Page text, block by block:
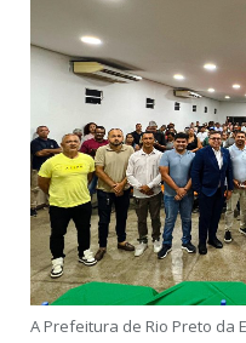
A Prefeitura de Rio Preto da